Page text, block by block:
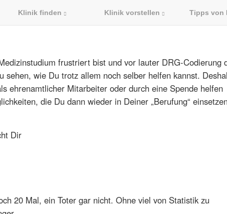
Klinik finden Klinik vorstellen Tipps von
frustriert bist und vor lauter DRG-Codierung
wie Du trotz allem noch selber helfen kannst.
ehrenamtlicher Mitarbeiter oder durch eine Spende helfen
die Du dann wieder in Deiner „Berufung“
Dir
20 Mal, ein Toter gar nicht. Ohne viel von Statistik zu